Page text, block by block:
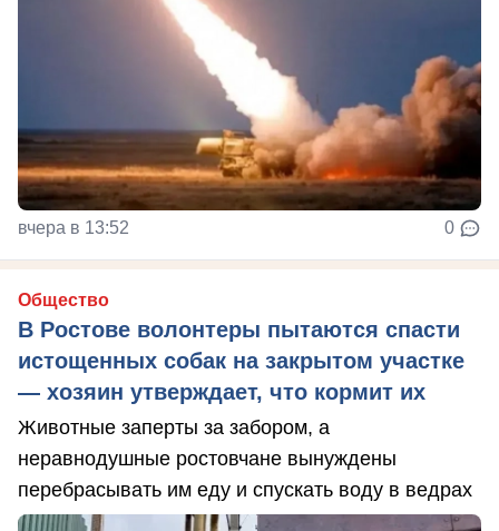
вчера в 13:52 0
Общество
В Ростове волонтеры пытаются спасти
истощенных собак на закрытом участке
— хозяин утверждает, что кормит их
Животные заперты за забором, а
неравнодушные ростовчане вынуждены
перебрасывать им еду и спускать воду в ведрах